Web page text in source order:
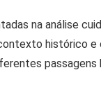
na análise
histórico e
passagens